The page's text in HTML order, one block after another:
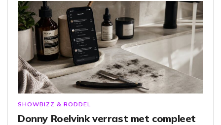
SHOWBIZZ & RODDEL
Donny Roelvink verrast met compleet